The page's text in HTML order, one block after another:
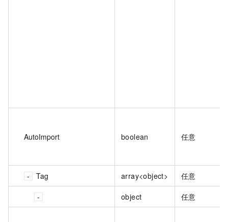
AutoImport boolean 任意
Tag array<object> 任意
object 任意